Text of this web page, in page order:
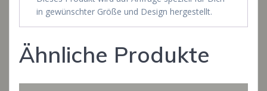
in gewünschter Größe und Design hergestellt.
Ähnliche Produkte